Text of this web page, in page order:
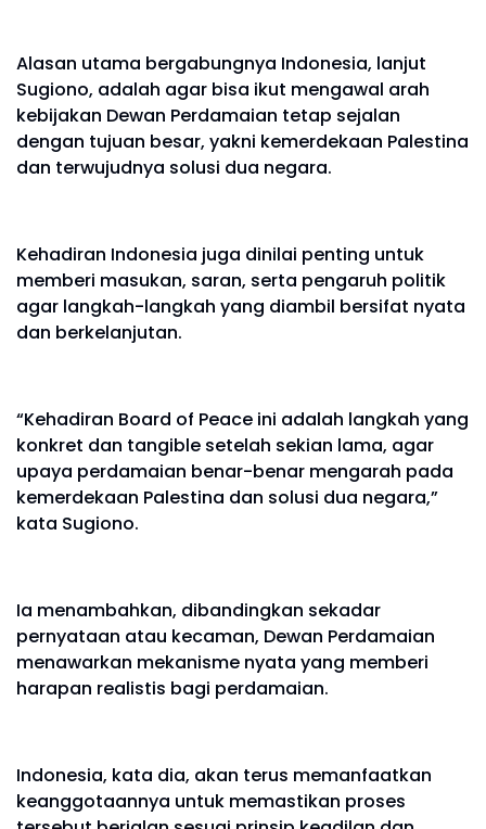
Alasan utama bergabungnya Indonesia, lanjut
Sugiono, adalah agar bisa ikut mengawal arah
kebijakan Dewan Perdamaian tetap sejalan
dengan tujuan besar, yakni kemerdekaan Palestina
dan terwujudnya solusi dua negara.
Kehadiran Indonesia juga dinilai penting untuk
memberi masukan, saran, serta pengaruh politik
agar langkah-langkah yang diambil bersifat nyata
dan berkelanjutan.
“Kehadiran Board of Peace ini adalah langkah yang
konkret dan tangible setelah sekian lama, agar
upaya perdamaian benar-benar mengarah pada
kemerdekaan Palestina dan solusi dua negara,”
kata Sugiono.
Ia menambahkan, dibandingkan sekadar
pernyataan atau kecaman, Dewan Perdamaian
menawarkan mekanisme nyata yang memberi
harapan realistis bagi perdamaian.
Indonesia, kata dia, akan terus memanfaatkan
keanggotaannya untuk memastikan proses